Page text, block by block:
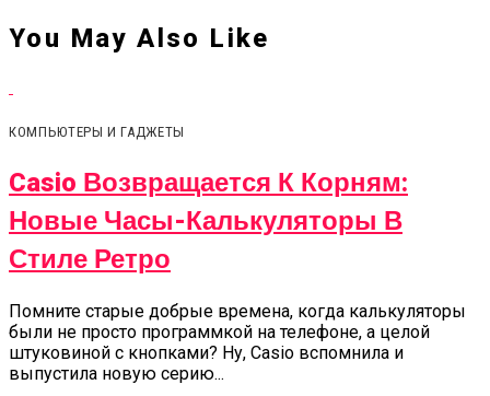
You May Also Like
КОМПЬЮТЕРЫ И ГАДЖЕТЫ
Casio Возвращается К Корням:
Новые Часы-Калькуляторы В
Стиле Ретро
Помните старые добрые времена, когда калькуляторы
были не просто программкой на телефоне, а целой
штуковиной с кнопками? Ну, Casio вспомнила и
выпустила новую серию...